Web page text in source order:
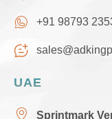
+91 98793
UAE
Sprintmark